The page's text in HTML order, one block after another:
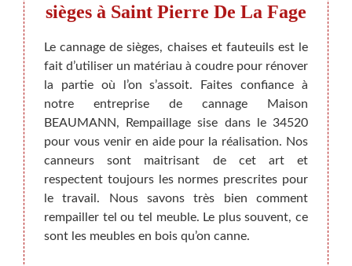
bon
les
à
sièges à Saint Pierre De La Fage
Le cannage de sièges, chaises et fauteuils est le
fait d’utiliser un matériau à coudre pour rénover
la partie où l’on s’assoit. Faites confiance à
notre entreprise de cannage Maison
BEAUMANN, Rempaillage sise dans le 34520
pour vous venir en aide pour la réalisation. Nos
canneurs sont maitrisant de cet art et
respectent toujours les normes prescrites pour
le travail. Nous savons très bien comment
rempailler tel ou tel meuble. Le plus souvent, ce
sont les meubles en bois qu’on canne.
Le
A
Afin
en
vous
un